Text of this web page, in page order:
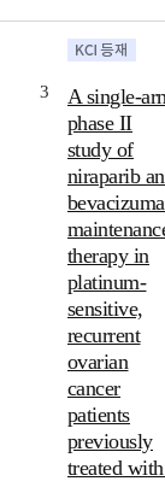
3
A single-
phase II
study of
niraparib
therapy in
platinum-
sensitive,
recurrent
ovarian
cancer
patients
previously
treated